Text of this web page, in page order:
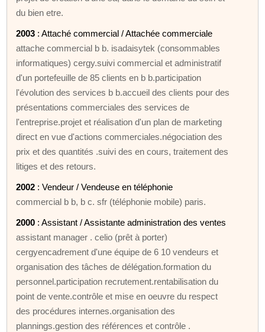
du bien etre.
2003 : Attaché commercial / Attachée commerciale
attache commercial b b. isadaisytek (consommables
informatiques) cergy.suivi commercial et administratif
d'un portefeuille de 85 clients en b b.participation
l'évolution des services b b.accueil des clients pour des
présentations commerciales des services de
l'entreprise.projet et réalisation d'un plan de marketing
direct en vue d'actions commerciales.négociation des
prix et des quantités .suivi des en cours, traitement des
litiges et des retours.
2002 : Vendeur / Vendeuse en téléphonie
commercial b b, b c. sfr (téléphonie mobile) paris.
2000 : Assistant / Assistante administration des ventes
assistant manager . celio (prêt à porter)
cergyencadrement d'une équipe de 6 10 vendeurs et
organisation des tâches de délégation.formation du
personnel.participation recrutement.rentabilisation du
point de vente.contrôle et mise en oeuvre du respect
des procédures internes.organisation des
plannings.gestion des références et contrôle .